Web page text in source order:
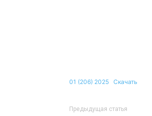
01 (206) 2025 Скачать
Предыдущая статья